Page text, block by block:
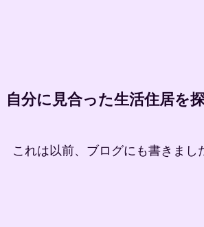
自分に見合った生活住居を
これは以前、ブログにも書きまし